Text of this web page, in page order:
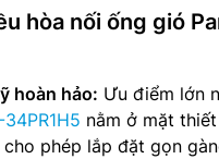
hòa nối ống gió
hoàn hảo: Ưu điểm lớn
nằm ở mặt
phép lắp đặt gọn